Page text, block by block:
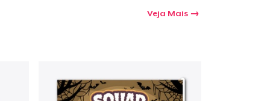
Veja Mais